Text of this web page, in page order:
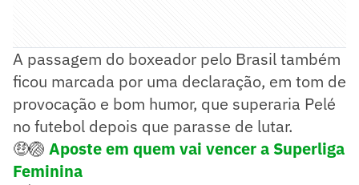
A passagem do boxeador pelo Brasil também
ficou marcada por uma declaração, em tom de
provocação e bom humor, que superaria Pelé
no futebol depois que parasse de lutar.
🤑🏐 Aposte em quem vai vencer a Superliga
Feminina